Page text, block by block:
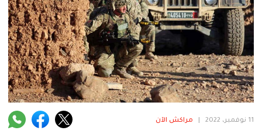
دولية
المرأة
فنية
منوعة
آراء 11 نوفمبر، 2022 مراكش الآن